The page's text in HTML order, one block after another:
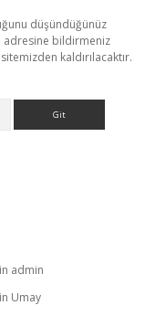
düşündüğünüz
adresine bildirmeniz
kaldırılacaktır.
admin
Umay